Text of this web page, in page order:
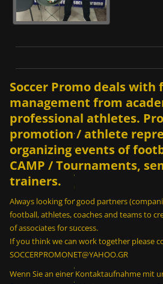
Ε
ί
ν
α
ι
δ
ν
α
τ
ό
ν
σ
ε
Soccer Promo deals with
management from
professional athletes.
promotion / athlete
organizing events of
CAMP / Tournaments,
trainers.
Always looking for good partners
football, athletes, coaches and teams to
of associates for success.
If you think we can work together please
SOCCERPROMONET@YAHOO.GR
Wenn Sie an einer Kontaktaufnahme mit